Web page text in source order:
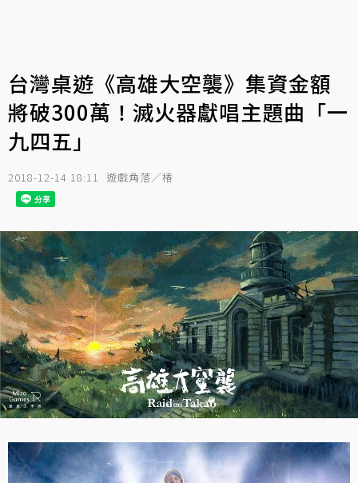
台灣桌遊《高雄大空襲》集資金額
將破300萬！滅火器獻唱主題曲「一
九四五」
2018-12-14 18:11 遊戲角落／椿